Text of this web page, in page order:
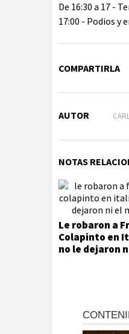
De 16:30 a 17 -
17:00 - Podios y
COMPARTIRLA
AUTOR
NOTAS
Le robaron a
Colapinto en
no le dejaron